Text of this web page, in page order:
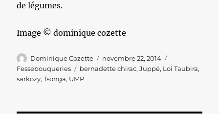
de légumes.
Image © dominique cozette
Auteur
Dominique Cozette
Publié
le
novembre 22, 2014
Fessebouqueries
Étiquettes
bernadette chirac,Juppé, Loi Taubira,
sarkozy,Tsonga, UMP